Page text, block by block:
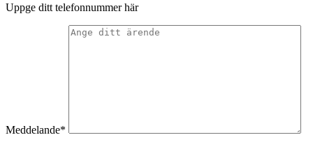
Uppge ditt telefonnummer här
Meddelande*